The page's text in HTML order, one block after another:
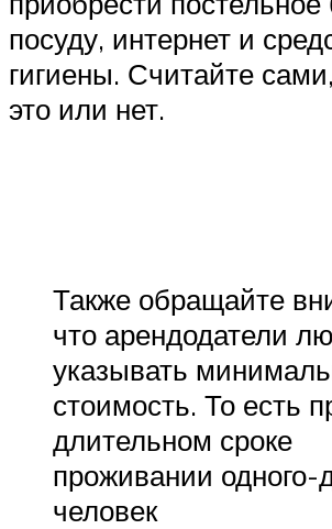
посуду, интернет и
гигиены. Считайте
это или нет.
Также обращайте
что арендодатели
указывать
стоимость. То есть
длительном сроке
проживании одного-
человек